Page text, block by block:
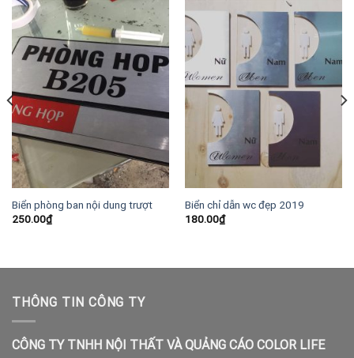
Biển phòng ban nội dung trượt
250.00₫
Biển chỉ dẫn wc đẹp 2019
180.00₫
THÔNG TIN CÔNG TY
CÔNG TY TNHH NỘI THẤT VÀ QUẢNG CÁO COLOR LIFE